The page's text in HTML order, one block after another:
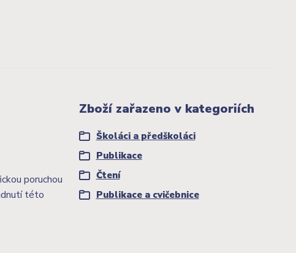
poruchou
této
Zboží zařazeno v kategoriích
Školáci a předškoláci
Publikace
Čtení
Publikace a cvičebnice